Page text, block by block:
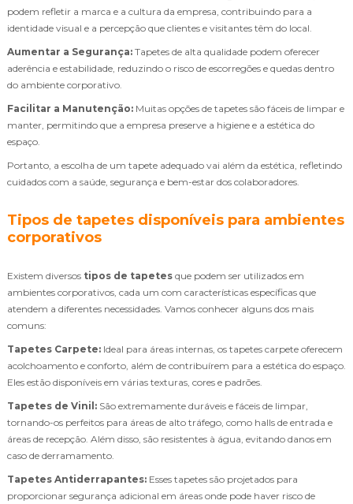
podem refletir a marca e a cultura da empresa, contribuindo para a
identidade visual e a percepção que clientes e visitantes têm do local.
Aumentar a Segurança: Tapetes de alta qualidade podem oferecer
aderência e estabilidade, reduzindo o risco de escorregões e quedas dentro
do ambiente corporativo.
Facilitar a Manutenção: Muitas opções de tapetes são fáceis de limpar e
manter, permitindo que a empresa preserve a higiene e a estética do
espaço.
Portanto, a escolha de um tapete adequado vai além da estética, refletindo
cuidados com a saúde, segurança e bem-estar dos colaboradores.
Tipos de tapetes disponíveis para ambientes
corporativos
Existem diversos tipos de tapetes que podem ser utilizados em
ambientes corporativos, cada um com características específicas que
atendem a diferentes necessidades. Vamos conhecer alguns dos mais
comuns:
Tapetes Carpete: Ideal para áreas internas, os tapetes carpete oferecem
acolchoamento e conforto, além de contribuírem para a estética do espaço.
Eles estão disponíveis em várias texturas, cores e padrões.
Tapetes de Vinil: São extremamente duráveis e fáceis de limpar,
tornando-os perfeitos para áreas de alto tráfego, como halls de entrada e
áreas de recepção. Além disso, são resistentes à água, evitando danos em
caso de derramamento.
Tapetes Antiderrapantes: Esses tapetes são projetados para
proporcionar segurança adicional em áreas onde pode haver risco de